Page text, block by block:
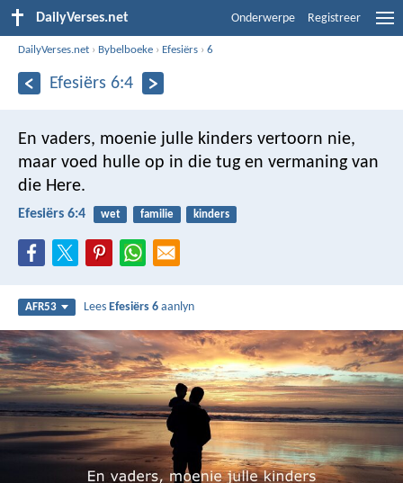
DailyVerses.net Onderwerpe Registreer
DailyVerses.net › Bybelboeke › Efesiërs ›6
Efesiërs 6:4
En vaders, moenie julle kinders vertoorn nie,
maar voed hulle op in die tug en vermaning van
die Here.
Efesiërs 6:4 wet familie kinders
AFR53 LeesEfesiërs 6 aanlyn